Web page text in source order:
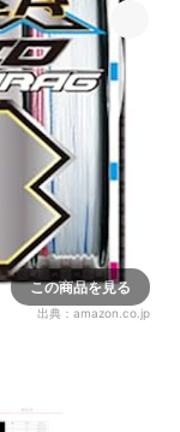
この商品を見る
出典： amazon.co.jp